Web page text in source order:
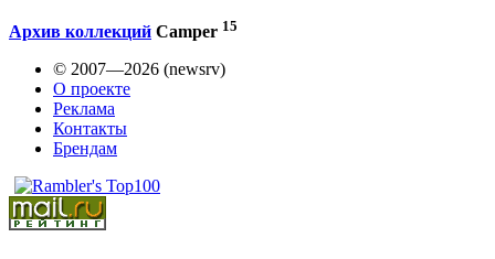
Архив коллекций Camper 15
© 2007—2026 (newsrv)
О проекте
Реклама
Контакты
Брендам